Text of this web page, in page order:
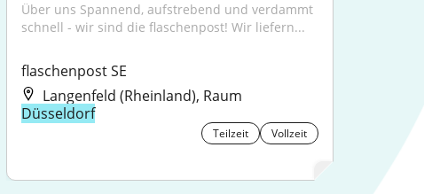
Über uns Spannend, aufstrebend und verdammt
schnell - wir sind die flaschenpost! Wir liefern...
flaschenpost SE
Langenfeld (Rheinland), Raum
Düsseldorf
Teilzeit Vollzeit